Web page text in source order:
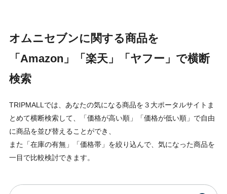
オムニセブンに関する商品を
「Amazon」「楽天」「ヤフー」で横断
検索
TRIPMALLでは、あなたの気になる商品を３大ポータルサイトま
とめて横断検索して、「価格が高い順」「価格が低い順」で自由
に商品を並び替えることができ、
また「在庫の有無」「価格帯」を絞り込んで、気になった商品を
一目で比較検討できます。